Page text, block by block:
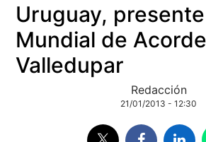
Uruguay,
Mundial de
Valledupar
Redacción
21/01/2013 - 12:30